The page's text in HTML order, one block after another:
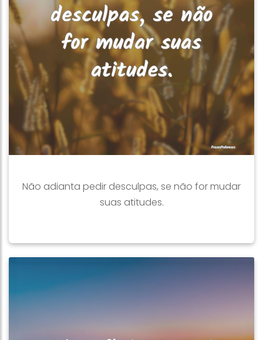
Não adianta pedir desculpas, se não for mudar
suas atitudes.